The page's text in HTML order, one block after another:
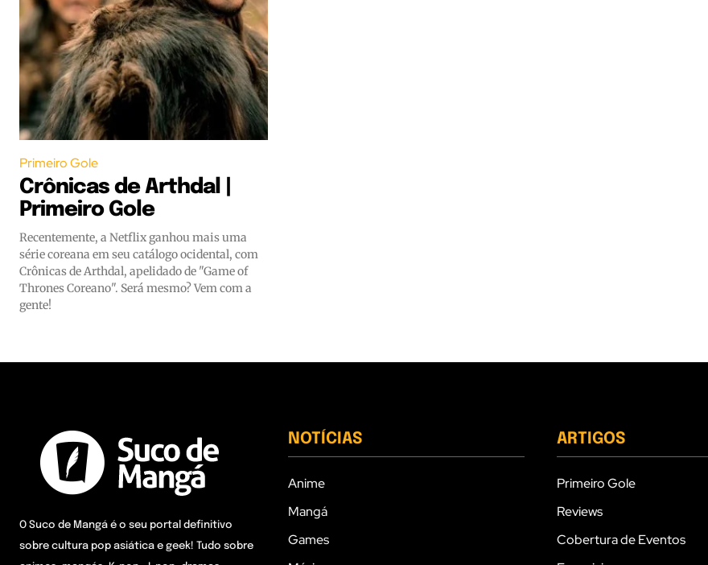
Primeiro Gole
Crônicas de Arthdal |
Primeiro Gole
Recentemente, a Netflix ganhou mais uma
série coreana em seu catálogo ocidental, com
Crônicas de Arthdal, apelidado de "Game of
Thrones Coreano". Será mesmo? Vem com a
gente!
O Suco de Mangá é o seu portal definitivo
sobre cultura pop asiática e geek! Tudo sobre
NOTÍCIAS
Anime
Mangá
Games
ARTIGOS
Primeiro Gole
Reviews
Cobertura de Eventos